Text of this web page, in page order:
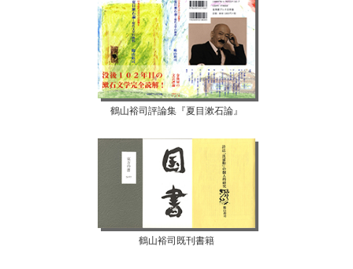
鶴山裕司評論集『夏目漱石論』
鶴山裕司既刊書籍